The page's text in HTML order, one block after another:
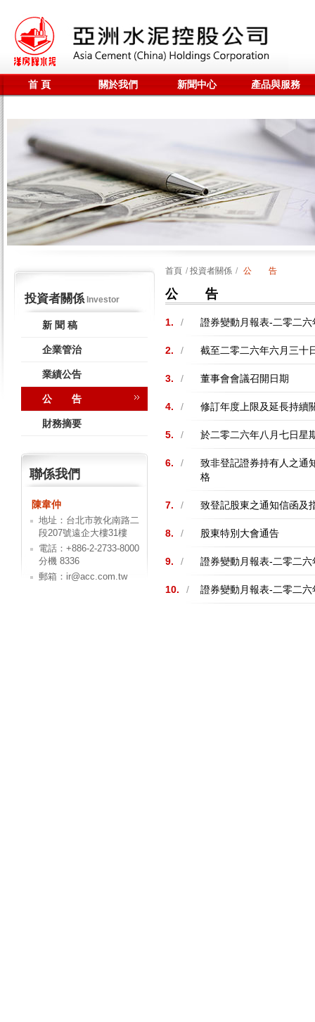
首 頁 關於我們 新聞中心
產品與服務
全站搜尋
投資者關係Investor
新 聞 稿
企業管治
業績公告
公 告
財務摘要
聯係我們
陳韋仲
地址：台北市敦化南路二
段207號遠企大樓31樓
電話：+886-2-2733-8000
分機 8336
郵箱：ir@acc.com.tw
首頁 / 投資者關係 / 公 告
公 告
1. / 證券變動月報表-二零二六
2. / 截至二零二六年六月三十
3. / 董事會會議召開日期
4. / 修訂年度上限及延長持續
5. / 於二零二六年八月七日星
6. /
致非登記證券持有人之通
格
7. / 致登記股東之通知信函及
8. / 股東特別大會通告
9. / 證券變動月報表-二零二六
10. / 證券變動月報表-二零二六